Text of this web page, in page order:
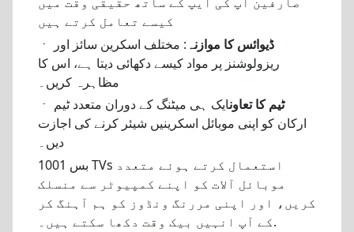
کیسے تعامل کرتے ہیں
ㆍ
ڈیوائس کا موازنہ : مختلف اسکرین سائز اور
ریزولوشنز پر مواد کیسے دکھائی دیتا ہے، اس کا
مظاہرہ کریں۔
ㆍ
ٹیم کا تعاونایک ہی میٹنگ کے دوران متعدد ٹیم
ارکان کو اپنی موبائل اسکرینیں شیئر کرنے کی اجازت
دیں۔
بس 1001 TVs استعمال کرتے ہوئے متعدد
موبائل آلات کو اپنے کمپیوٹر سے منسلک
کریں، اور اپنی مررنگ ونڈوز کو ہم آہنگ کر
کے آپ انہیں بیک وقت دکھا سکتے ہیں۔.